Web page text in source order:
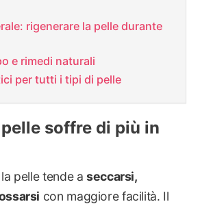
rigenerare la pelle durante
e rimedi naturali
per tutti i tipi di pelle
soffre di più in
la pelle tende aseccarsi,
con maggiore facilità. Il